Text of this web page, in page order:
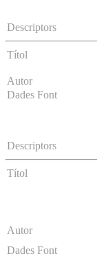
Descriptors
Títol
Autor
Dades Font
Descriptors
Títol
Autor
Dades Font